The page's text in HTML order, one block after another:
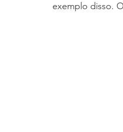
exemplo disso.